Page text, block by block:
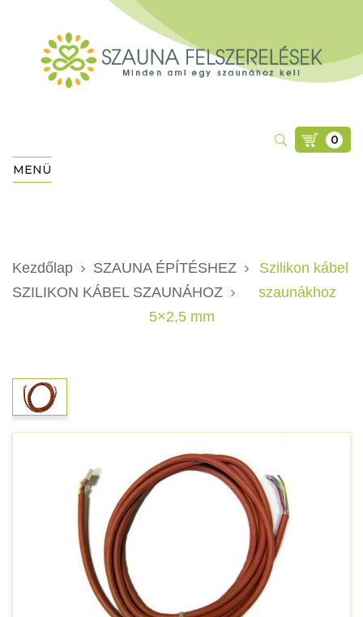
0
MENÜ
Kezdőlap
SZAUNA ÉPÍTÉSHEZ
SZILIKON KÁBEL SZAUNÁHOZ
Szilikon kábel
szaunákhoz
5×2,5 mm